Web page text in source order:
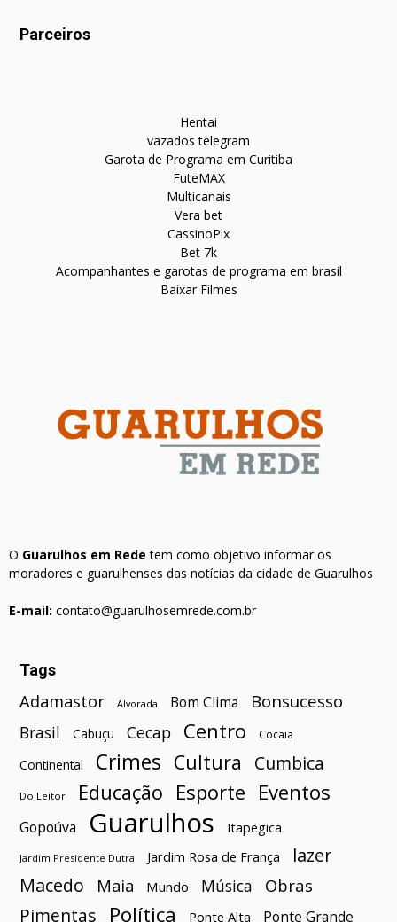
Parceiros
Hentai
vazados telegram
Garota de Programa em Curitiba
FuteMAX
Multicanais
Vera bet
CassinoPix
Bet 7k
Acompanhantes e garotas de programa em brasil
Baixar Filmes
O Guarulhos em Rede tem como objetivo informar os
moradores e guarulhenses das notícias da cidade de Guarulhos
E-mail: contato@guarulhosemrede.com.br
Tags
Adamastor Alvorada Bom Clima Bonsucesso
Brasil Cabuçu Cecap Centro Cocaia
Continental Crimes Cultura Cumbica
Do Leitor Educação Esporte Eventos
Gopoúva Guarulhos Itapegica
Jardim Presidente Dutra Jardim Rosa de França
lazer
Macedo
Maia Mundo Música Obras
Pimentas Política Ponte Alta Ponte Grande